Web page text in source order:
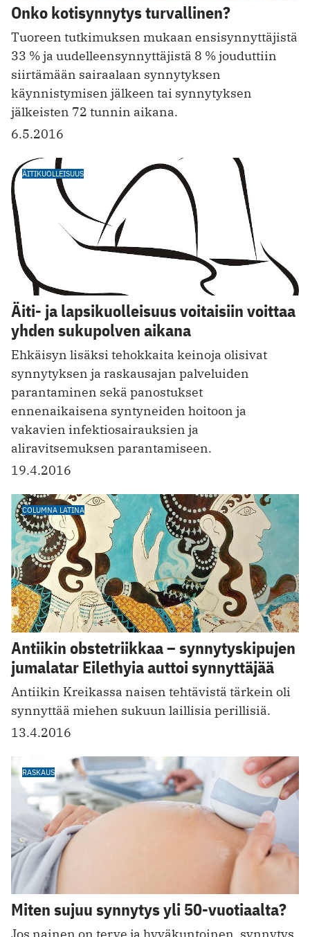
Onko kotisynnytys turvallinen?
Tuoreen tutkimuksen mukaan ensisynnyttäjistä
33 % ja uudelleensynnyttäjistä 8 % jouduttiin
siirtämään sairaalaan synnytyksen
käynnistymisen jälkeen tai synnytyksen
jälkeisten 72 tunnin aikana.
6.5.2016
ÄITIKUOLLEISUUS
Äiti- ja lapsikuolleisuus voitaisiin voittaa
yhden sukupolven aikana
Ehkäisyn lisäksi tehokkaita keinoja olisivat
synnytyksen ja raskausajan palveluiden
parantaminen sekä panostukset
ennenaikaisena syntyneiden hoitoon ja
vakavien infektiosairauksien ja
aliravitsemuksen parantamiseen.
19.4.2016
COLUMNA LATINA
Antiikin obstetriikkaa – synnytyskipujen
jumalatar Eilethyia auttoi synnyttäjää
Antiikin Kreikassa naisen tehtävistä tärkein oli
synnyttää miehen sukuun laillisia perillisiä.
13.4.2016
RASKAUS
Miten sujuu synnytys yli 50-vuotiaalta?